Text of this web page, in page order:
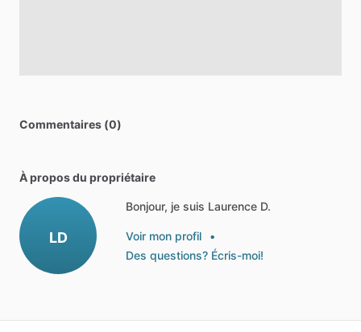
Commentaires (0)
À propos du propriétaire
LD
Bonjour, je suis Laurence D.
Voir mon profil
•
Des questions? Écris-moi!